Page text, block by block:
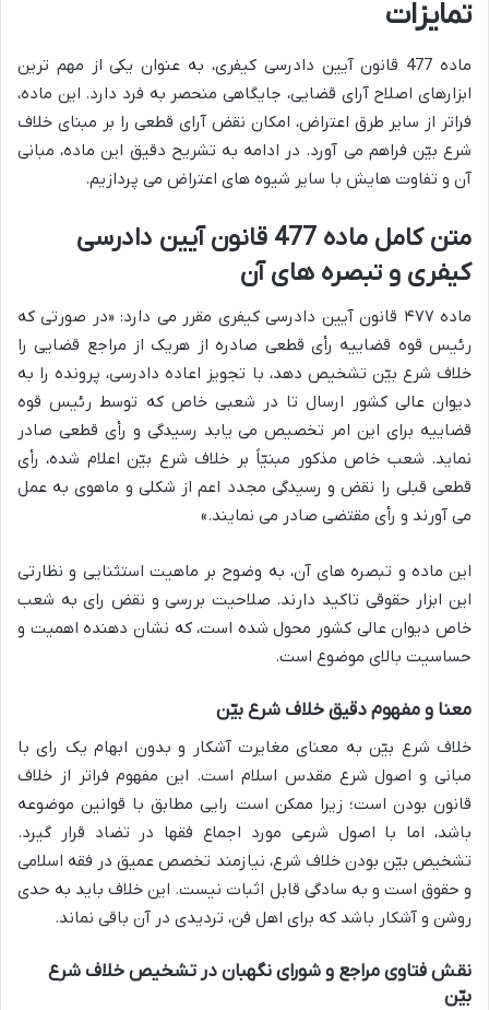
تمایزات
ماده 477 قانون آیین دادرسی کیفری، به عنوان یکی از مهم ترین
ابزارهای اصلاح آرای قضایی، جایگاهی منحصر به فرد دارد. این ماده،
فراتر از سایر طرق اعتراض، امکان نقض آرای قطعی را بر مبنای خلاف
شرع بیّن فراهم می آورد. در ادامه به تشریح دقیق این ماده، مبانی
آن و تفاوت هایش با سایر شیوه های اعتراض می پردازیم.
متن کامل ماده 477 قانون آیین دادرسی
کیفری و تبصره های آن
ماده ۴۷۷ قانون آیین دادرسی کیفری مقرر می دارد: «در صورتی که
رئیس قوه قضاییه رأی قطعی صادره از هریک از مراجع قضایی را
خلاف شرع بیّن تشخیص دهد، با تجویز اعاده دادرسی، پرونده را به
دیوان عالی کشور ارسال تا در شعبی خاص که توسط رئیس قوه
قضاییه برای این امر تخصیص می یابد رسیدگی و رأی قطعی صادر
نماید. شعب خاص مذکور مبنیّاً بر خلاف شرع بیّن اعلام شده، رأی
قطعی قبلی را نقض و رسیدگی مجدد اعم از شکلی و ماهوی به عمل
می آورند و رأی مقتضی صادر می نمایند.»
این ماده و تبصره های آن، به وضوح بر ماهیت استثنایی و نظارتی
این ابزار حقوقی تاکید دارند. صلاحیت بررسی و نقض رای به شعب
خاص دیوان عالی کشور محول شده است، که نشان دهنده اهمیت و
حساسیت بالای موضوع است.
معنا و مفهوم دقیق خلاف شرع بیّن
خلاف شرع بیّن به معنای مغایرت آشکار و بدون ابهام یک رای با
مبانی و اصول شرع مقدس اسلام است. این مفهوم فراتر از خلاف
قانون بودن است؛ زیرا ممکن است رایی مطابق با قوانین موضوعه
باشد، اما با اصول شرعی مورد اجماع فقها در تضاد قرار گیرد.
تشخیص بیّن بودن خلاف شرع، نیازمند تخصص عمیق در فقه اسلامی
و حقوق است و به سادگی قابل اثبات نیست. این خلاف باید به حدی
روشن و آشکار باشد که برای اهل فن، تردیدی در آن باقی نماند.
نقش فتاوی مراجع و شورای نگهبان در تشخیص خلاف شرع
بیّن